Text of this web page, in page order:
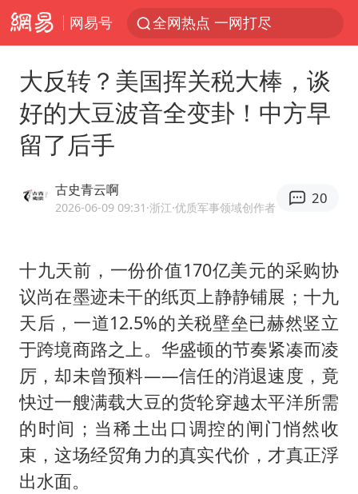
网易号 全网热点 一网打尽
大反转？美国挥关税大棒，谈
好的大豆波音全变卦！中方早
留了后手
古史青云啊
2026-06-09 09:31 ·浙江·优质军事领域创作者
20
十九天前，一份价值170亿美元的采购协
议尚在墨迹未干的纸页上静静铺展；十九
天后，一道12.5%的关税壁垒已赫然竖立
于跨境商路之上。华盛顿的节奏紧凑而凌
厉，却未曾预料——信任的消退速度，竟
快过一艘满载大豆的货轮穿越太平洋所需
的时间；当稀土出口调控的闸门悄然收
束，这场经贸角力的真实代价，才真正浮
出水面。